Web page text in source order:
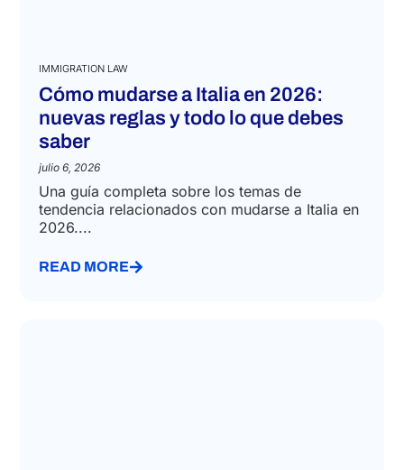
IMMIGRATION LAW
Cómo mudarse a Italia en 2026:
nuevas reglas y todo lo que debes
saber
julio 6, 2026
Una guía completa sobre los temas de
tendencia relacionados con mudarse a Italia en
2026....
READ MORE